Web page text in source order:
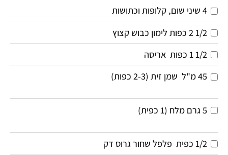
4 שיני שום, קלופות וכתושות
1/2 2
כפות לימון כבוש קצוץ
1/2 1
כפות אריסה
45מ"ל שמן זית (2-3 כפות)
5 גרם מלח (1 כפית)
1/2 כפית פלפל שחור גרוס דק